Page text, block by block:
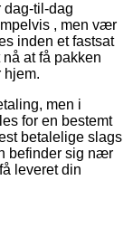
dag-til-dag
, men vær
inden et fastsat
at få pakken
hjem.
men i
for en bestemt
betalelige slags
befinder sig nær
leveret din